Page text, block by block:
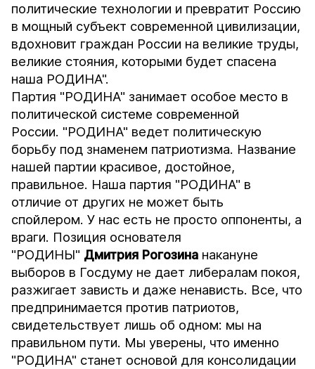
политические технологии и превратит Россию
в мощный субъект современной цивилизации,
вдохновит граждан России на великие труды,
великие стояния, которыми будет спасена
наша РОДИНА".
Партия "РОДИНА" занимает особое место в
политической системе современной
России. "РОДИНА" ведет политическую
борьбу под знаменем патриотизма. Название
нашей партии красивое, достойное,
правильное. Наша партия "РОДИНА" в
отличие от других не может быть
спойлером. У нас есть не просто оппоненты, а
враги. Позиция основателя
"РОДИНЫ" Дмитрия Рогозина накануне
выборов в Госдуму не дает либералам покоя,
разжигает зависть и даже ненависть. Все, что
предпринимается против патриотов,
свидетельствует лишь об одном: мы на
правильном пути. Мы уверены, что именно
"РОДИНА" станет основой для консолидации